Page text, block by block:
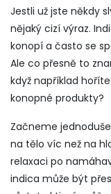
Jestli už jste někdy
nějaký cizí výraz.
konopí a často se
Ale co přesně to
když například
konopné produkty?
Začneme
na tělo víc než na
relaxaci po
indica může být